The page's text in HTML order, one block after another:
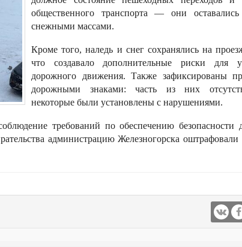
общественного транспорта — они оставались
снежными массами.
Кроме того, наледь и снег сохранялись на
что создавало дополнительные риски для
дорожного движения. Также зафиксированы
дорожными знаками: часть из них
некоторые были установлены с нарушениями.
требований по обеспечению безопасности
администрацию Железногорска